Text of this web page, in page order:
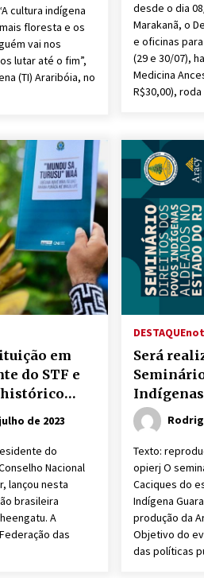
cultura indígena
floresta e os
vai nos
lutar até o fim”,
(TI) Araribóia, no
desde o dia
Marakanã, o
e oficinas
(29 e 30/07),
Medicina
R$30,00),
em
do STF e
histórico
de 2023
do
Nacional
lançou nesta
brasileira
A
das
DESTAQUE
Será
de
OAB/RJ, a
Texto:
opierj O
Caciques do
Indígena
produção da
Objetivo do
das políticas